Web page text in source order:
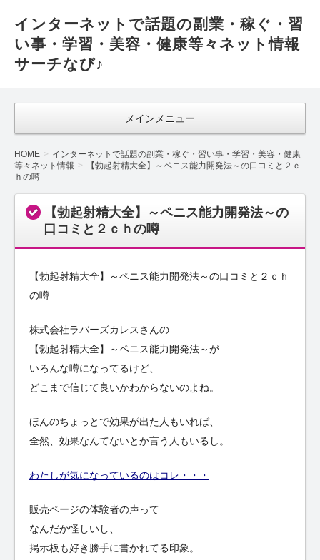
インターネットで話題の副業・稼ぐ・習
い事・学習・美容・健康等々ネット情報
サーチなび♪
メインメニュー
HOME
インターネットで話題の副業・稼ぐ・習い事・学習・美容・健康
等々ネット情報
【勃起射精大全】～ペニス能力開発法～の口コミと２ｃ
ｈの噂
【勃起射精大全】～ペニス能力開発法～の
口コミと２ｃｈの噂
【勃起射精大全】～ペニス能力開発法～の口コミと２ｃｈ
の噂
株式会社ラバーズカレスさんの
【勃起射精大全】～ペニス能力開発法～が
いろんな噂になってるけど、
どこまで信じて良いかわからないのよね。
ほんのちょっとで効果が出た人もいれば、
全然、効果なんてないとか言う人もいるし。
わたしが気になっているのはコレ・・・
販売ページの体験者の声って
なんだか怪しいし、
掲示板も好き勝手に書かれてる印象。